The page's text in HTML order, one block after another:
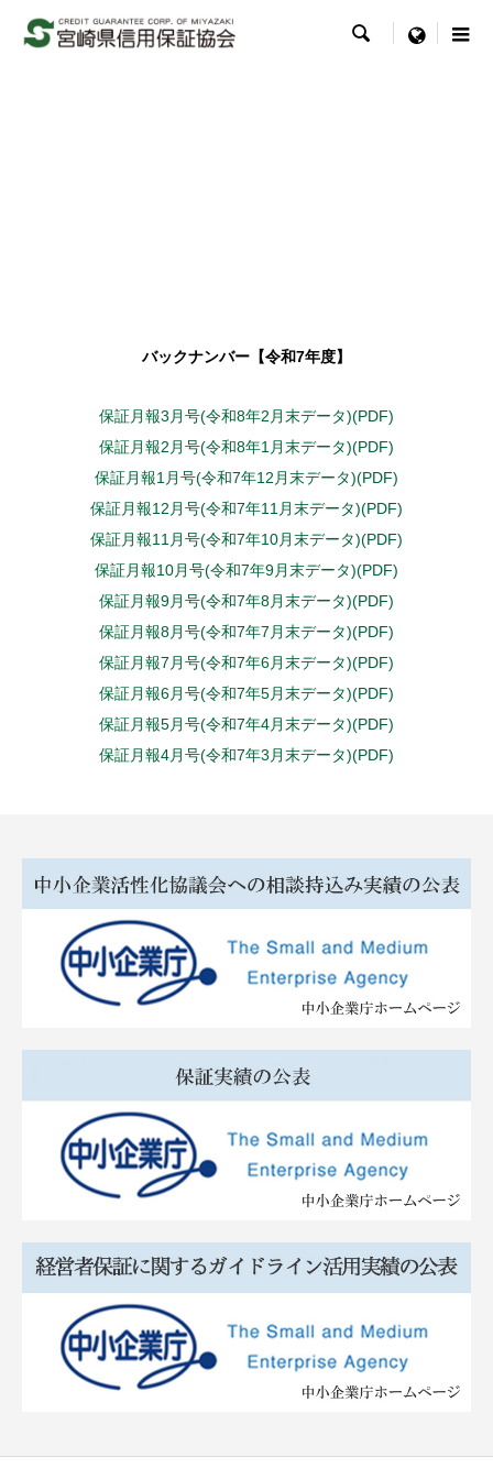
 menu
バックナンバー【令和7年度】
保証月報3月号(令和8年2月末データ)(PDF)
保証月報2月号(令和8年1月末データ)(PDF)
保証月報1月号(令和7年12月末データ)(PDF)
保証月報12月号(令和7年11月末データ)(PDF)
保証月報11月号(令和7年10月末データ)(PDF)
保証月報10月号(令和7年9月末データ)(PDF)
保証月報9月号(令和7年8月末データ)(PDF)
保証月報8月号(令和7年7月末データ)(PDF)
保証月報7月号(令和7年6月末データ)(PDF)
保証月報6月号(令和7年5月末データ)(PDF)
保証月報5月号(令和7年4月末データ)(PDF)
保証月報4月号(令和7年3月末データ)(PDF)